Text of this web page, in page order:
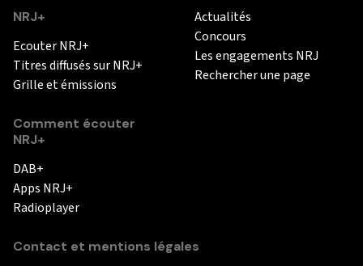
NRJ+
Ecouter NRJ+
Titres diffusés sur NRJ+
Grille et émissions
Comment écouter
NRJ+
DAB+
Apps NRJ+
Radioplayer
Actualités
Concours
Les engagements NRJ
Rechercher une page
Contact et mentions légales